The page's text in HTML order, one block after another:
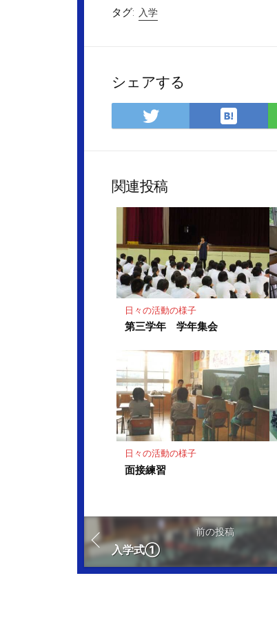
タグ: 入学
シェアする
Twitter
で
ア
は
て
マ
ク
に
保
存
関連投稿
日々の活動の様子
第三学年 学年集会
日々の活動の様子
面接練習
前の投稿
入学式①